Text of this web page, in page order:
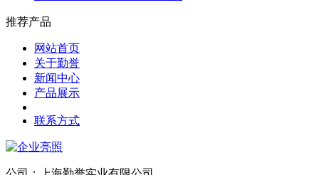
推荐产品
网站首页
关于勤誉
新闻中心
产品展示
联系方式